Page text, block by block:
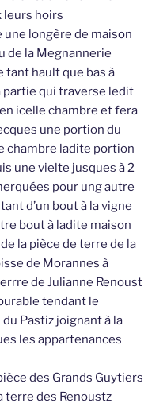
leurs hoirs
longère de maison
de la Megnannerie
tant hault que bas à
partie qui traverse ledit
icelle chambre et fera
une portion du
chambre ladite portion
une vielte jusques à 2
pour ung autre
d’un bout à la vigne
bout à ladite maison
la pièce de terre de la
de Morannes à
de Julianne Renoust
tendant le
Pastiz joignant à la
les appartenances
des Grands Guytiers
terre des Renoustz